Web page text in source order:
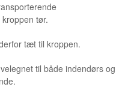
tør.
tæt til kroppen.
til både indendørs og